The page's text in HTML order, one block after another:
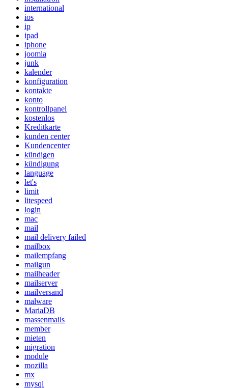
international
ios
ip
ipad
iphone
joomla
junk
kalender
konfiguration
kontakte
konto
kontrollpanel
kostenlos
Kreditkarte
kunden center
Kundencenter
kündigen
kündigung
language
let's
limit
litespeed
login
mac
mail
mail delivery failed
mailbox
mailempfang
mailgun
mailheader
mailserver
mailversand
malware
MariaDB
massenmails
member
mieten
migration
module
mozilla
mx
mysql